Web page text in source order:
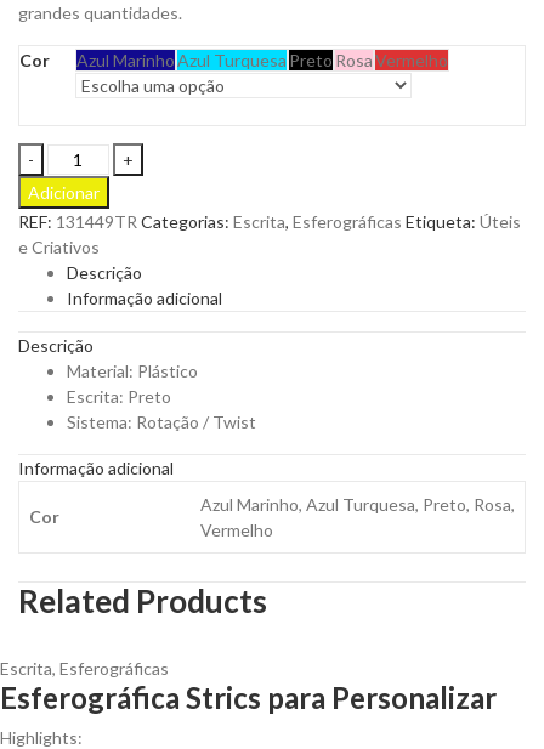
grandes quantidades.
Cor Azul MarinhoAzul Turquesa Preto RosaVermelho
Esferográfica
Prite
para
Personalizar
quantity
Adicionar
REF: 131449TR Categorias: Escrita, Esferográficas Etiqueta: Úteis
e Criativos
Descrição
Informação adicional
Descrição
Material: Plástico
Escrita: Preto
Sistema: Rotação / Twist
Informação adicional
Cor
Azul Marinho, Azul Turquesa, Preto, Rosa,
Vermelho
Related Products
Escrita, Esferográficas
Esferográfica Strics para Personalizar
Highlights: